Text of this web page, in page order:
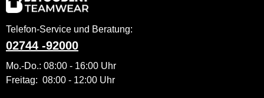
Telefon-Service und Beratung:
02744 -92000
Mo.-Do.: 08:00 - 16:00 Uhr
Freitag: 08:00 - 12:00 Uhr